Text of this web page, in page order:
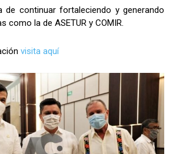
de continuar fortaleciendo y generando
como la de ASETUR y COMIR.
visita aquí